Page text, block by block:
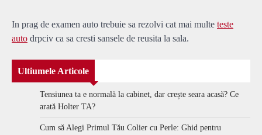
In prag de examen auto trebuie sa rezolvi cat mai multe teste
auto drpciv ca sa cresti sansele de reusita la sala.
Ultiumele Articole
Tensiunea ta e normală la cabinet, dar crește seara acasă? Ce
arată Holter TA?
Cum să Alegi Primul Tău Colier cu Perle: Ghid pentru